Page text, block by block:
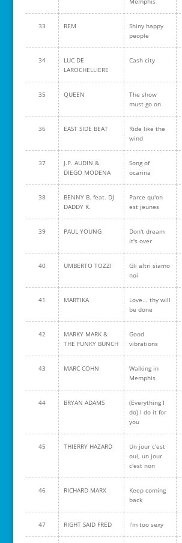
33 REM
Shiny happy
people
34
LUC DE
LAROCHELLIERE
Cash city
35 QUEEN
The show
must go on
36 EAST SIDE BEAT
Ride like the
wind
37
J.P. AUDIN &
DIEGO MODENA
Song of
ocarina
38
BENNY B. feat. DJ
DADDY K.
Parce qu'on
est jeunes
39 PAUL YOUNG
Don't dream
it's over
40 UMBERTO TOZZI
Gli altri siamo
noi
41 MARTIKA
Love... thy will
be done
42
MARKY MARK &
THE FUNKY BUNCH
Good
vibrations
43 MARC COHN
Walking in
Memphis
44 BRYAN ADAMS
(Everything I
do) I do it for
you
45 THIERRY HAZARD
Un jour c'est
oui, un jour
c'est non
46 RICHARD MARX
Keep coming
back
47 RIGHT SAID FRED I'm too sexy